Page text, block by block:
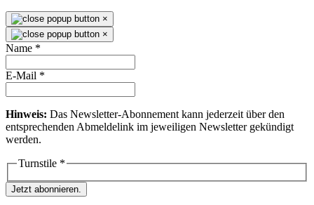
×
×
Name *
E-Mail *
Hinweis: Das Newsletter-Abonnement kann jederzeit über den
entsprechenden Abmeldelink im jeweiligen Newsletter gekündigt
werden.
Turnstile *
Jetzt abonnieren.